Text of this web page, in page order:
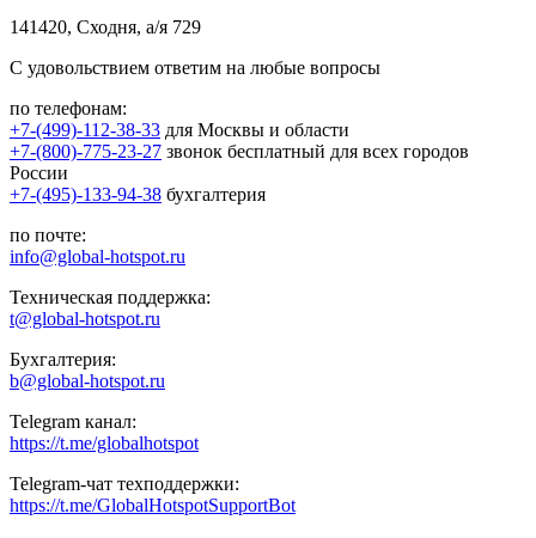
141420, Сходня, а/я 729
С удовольствием ответим на любые вопросы
по телефонам:
+7-(499)-112-38-33 для Москвы и области
+7-(800)-775-23-27 звонок бесплатный для всех городов
России
+7-(495)-133-94-38 бухгалтерия
по почте:
info@global-hotspot.ru
Техническая поддержка:
t@global-hotspot.ru
Бухгалтерия:
b@global-hotspot.ru
Telegram канал:
https://t.me/globalhotspot
Telegram-чат техподдержки:
https://t.me/GlobalHotspotSupportBot